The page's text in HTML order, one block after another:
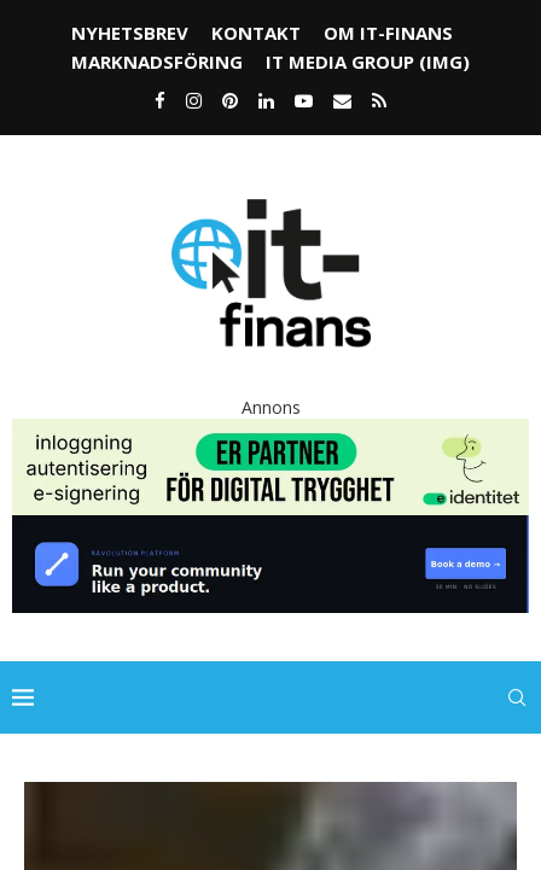
NYHETSBREV KONTAKT
OM IT-FINANS
MARKNADSFÖRING
IT MEDIA GROUP (IMG)
Annons